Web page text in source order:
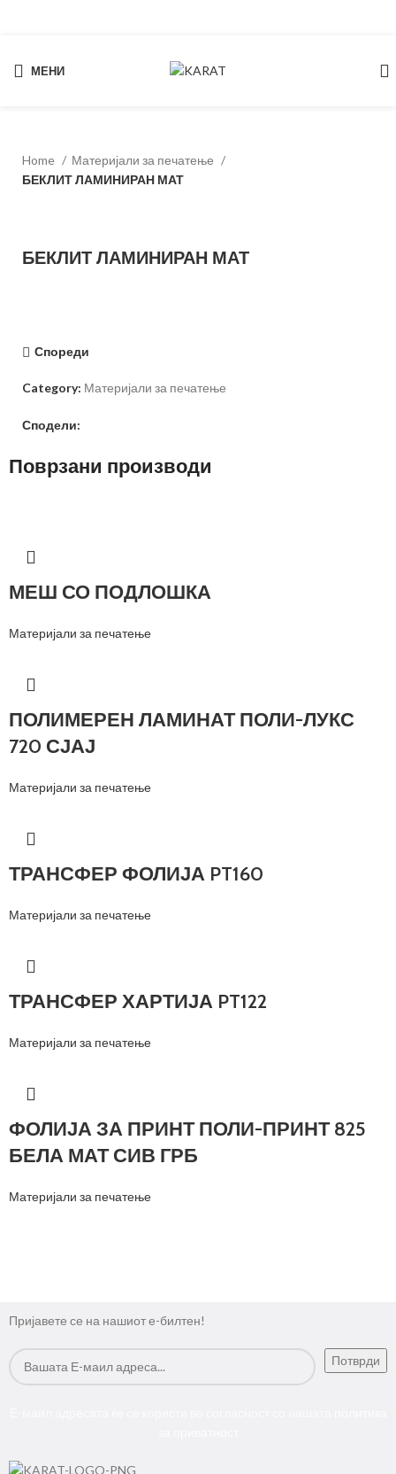
МЕНИ
Home
Материјали за печатење
БЕКЛИТ ЛАМИНИРАН МАТ
БЕКЛИТ ЛАМИНИРАН МАТ
Спореди
Category: Материјали за печатење
Сподели:
Поврзани производи
МЕШ СО ПОДЛОШКА
Материјали за печатење
ПОЛИМЕРЕН ЛАМИНАТ ПОЛИ-ЛУКС
720 СЈАЈ
Материјали за печатење
ТРАНСФЕР ФОЛИЈА PT160
Материјали за печатење
ТРАНСФЕР ХАРТИЈА PT122
Материјали за печатење
ФОЛИЈА ЗА ПРИНТ ПОЛИ-ПРИНТ 825
БЕЛА МАТ СИВ ГРБ
Материјали за печатење
Пријавете се на нашиот е-билтен!